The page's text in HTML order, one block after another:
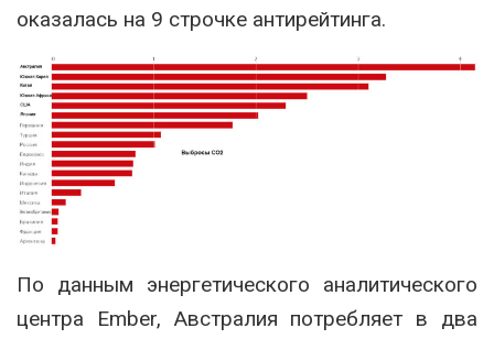
оказалась на 9 строчке антирейтинга.
По данным энергетического аналитического
центра Ember, Австралия потребляет в два